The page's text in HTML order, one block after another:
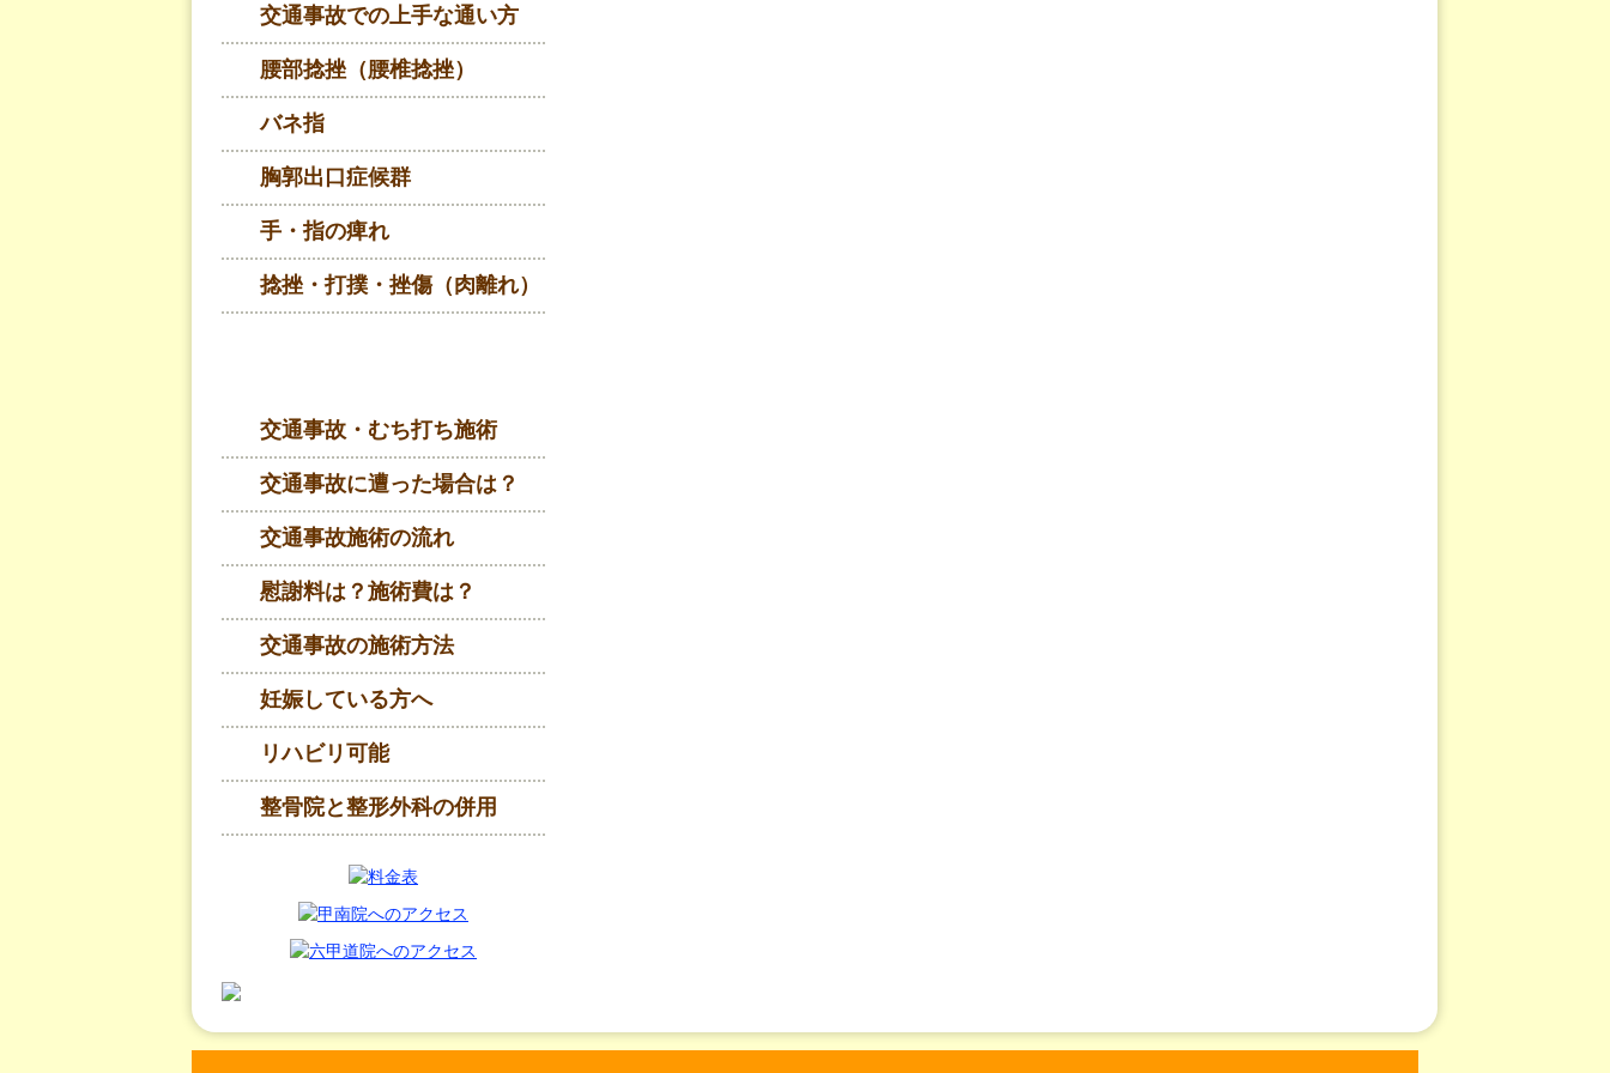
交通事故での上手な通い方
腰部捻挫（腰椎捻挫）
バネ指
胸郭出口症候群
手・指の痺れ
捻挫・打撲・挫傷（肉離れ）
交通事故・むち打ち施術
交通事故に遭った場合は？
交通事故施術の流れ
慰謝料は？施術費は？
交通事故の施術方法
妊娠している方へ
リハビリ可能
整骨院と整形外科の併用